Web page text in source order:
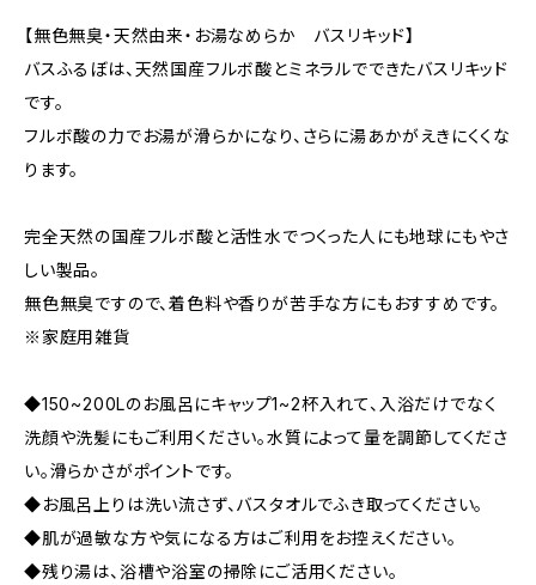
【無色無臭・天然由来・お湯なめらか バスリキッド】
バスふるぼは、天然国産フルボ酸とミネラルでできたバスリキッド
です。
フルボ酸の力でお湯が滑らかになり、さらに湯あかがえきにくくな
ります。
完全天然の国産フルボ酸と活性水でつくった人にも地球にもやさ
しい製品。
無色無臭ですので、着色料や香りが苦手な方にもおすすめです。
※家庭用雑貨
◆150~200Lのお風呂にキャップ1~2杯入れて、入浴だけでなく
洗顔や洗髪にもご利用ください。水質によって量を調節してくださ
い。滑らかさがポイントです。
◆お風呂上りは洗い流さず、バスタオルでふき取ってください。
◆肌が過敏な方や気になる方はご利用をお控えください。
◆残り湯は、浴槽や浴室の掃除にご活用ください。